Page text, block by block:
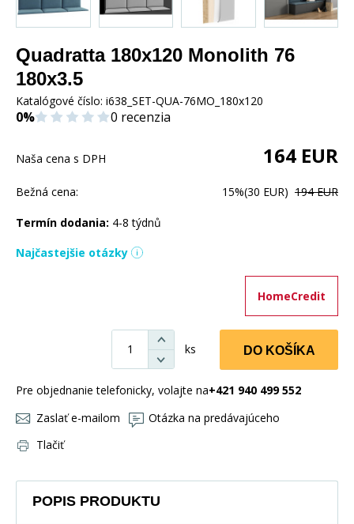
Quadratta 180x120 Monolith 76
180x3.5
Katalógové číslo: i638_SET-QUA-76MO_180x120
0% 0 recenzia
Naša cena s DPH 164 EUR
Bežná cena: 15%(30 EUR) 194 EUR
Termín dodania: 4-8 týdnů
Najčastejšie otázky
HomeCredit
ks DO KOŠÍKA
Pre objednanie telefonicky, volajte na+421 940 499 552
Zaslať e-mailom
Otázka na predávajúceho
Tlačiť
POPIS PRODUKTU